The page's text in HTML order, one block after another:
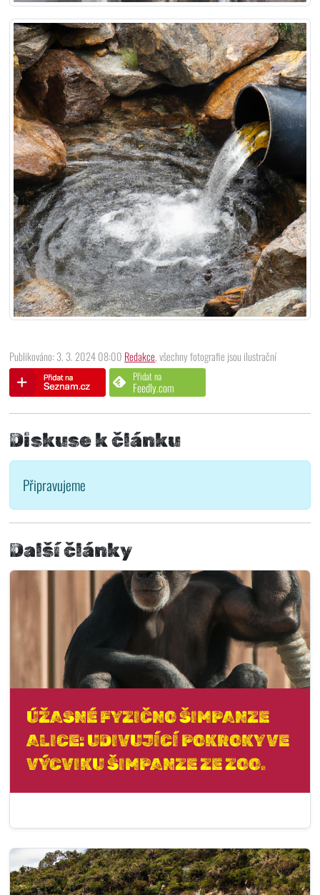
Publikováno: 3. 3. 2024 08:00 Redakce, všechny fotografie jsou ilustrační
Přidat na
Feedly.com
Diskuse k článku
Připravujeme
Další články
ÚŽASNÉ FYZIČNO ŠIMPANZE
ALICE: UDIVUJÍCÍ POKROKY VE
VÝCVIKU ŠIMPANZE ZE ZOO.